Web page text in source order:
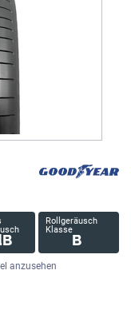
Rollgeräusch
Klasse
B
anzusehen